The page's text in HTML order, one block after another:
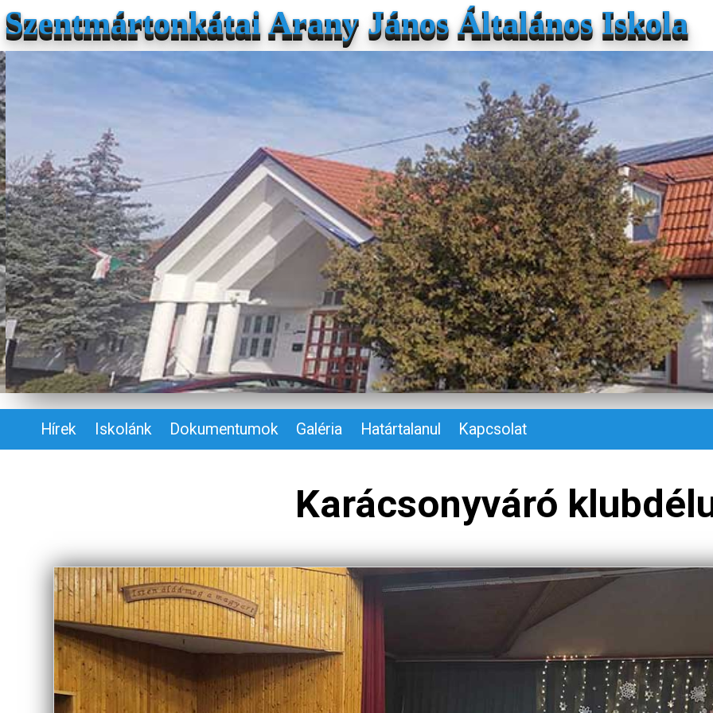
Szentmártonkátai Arany János Általános Iskola
Hírek Iskolánk Dokumentumok Galéria Határtalanul Kapcsolat
Karácsonyváró